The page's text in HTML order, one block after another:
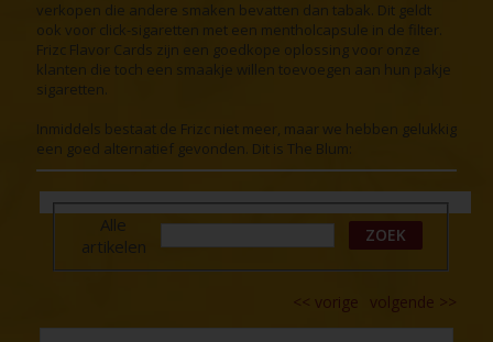
verkopen die andere smaken bevatten dan tabak. Dit geldt
ook voor click-sigaretten met een mentholcapsule in de filter.
Frizc Flavor Cards zijn een goedkope oplossing voor onze
klanten die toch een smaakje willen toevoegen aan hun pakje
sigaretten.
Inmiddels bestaat de Frizc niet meer, maar we hebben gelukkig
een goed alternatief gevonden. Dit is The Blum:
Alle
artikelen
ZOEK
volgende >>
<< vorige